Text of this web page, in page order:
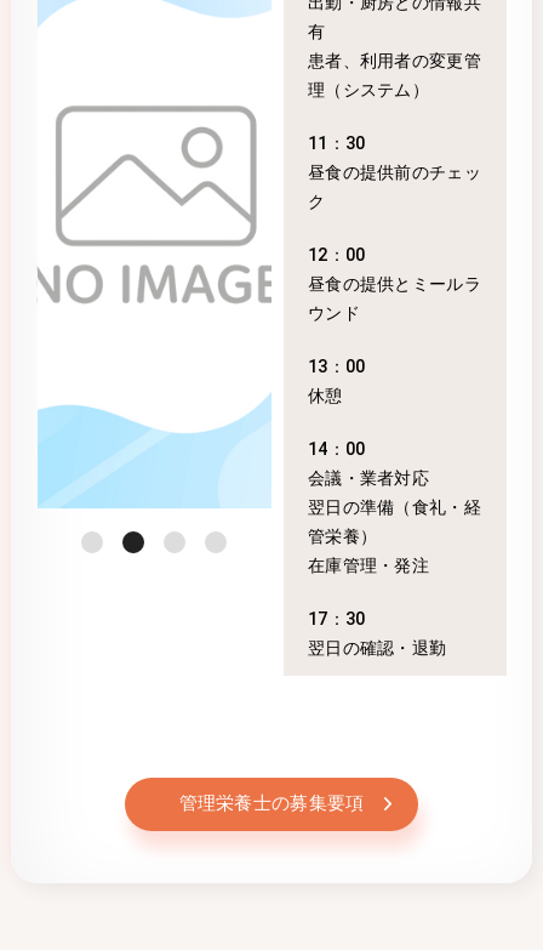
有
患者、利用者の変更管
理（システム）
11：30
昼食の提供前のチェッ
ク
12：00
昼食の提供とミールラ
ウンド
13：00
休憩
14：00
会議・業者対応
翌日の準備（食礼・経
管栄養）
在庫管理・発注
17：30
翌日の確認・退勤
管理栄養士の募集要項